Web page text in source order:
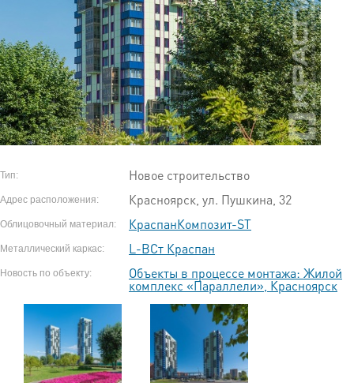
Тип: Новое строительство
Адрес расположения: Красноярск, ул. Пушкина, 32
Облицовочный материал: КраспанКомпозит-ST
Металлический каркас: L-ВСт Краспан
Новость по объекту: Объекты в процессе монтажа: Жилой
комплекс «Параллели», Красноярск